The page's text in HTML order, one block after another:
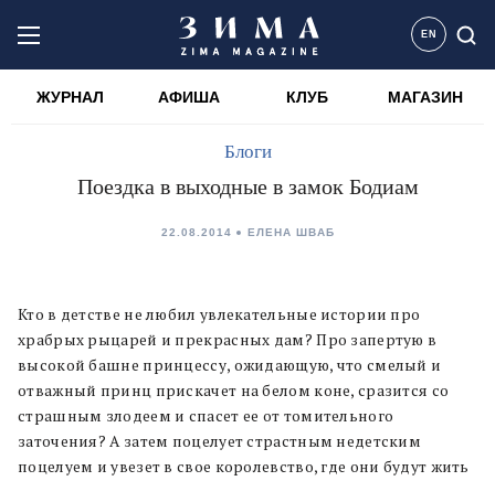
EN
ЖУРНАЛ АФИША КЛУБ МАГАЗИН
Блоги
Поездка в выходные в замок Бодиам
22.08.2014 ЕЛЕНА ШВАБ
Кто в детстве не любил увлекательные истории про
храбрых рыцарей и прекрасных дам? Про запертую в
высокой башне принцессу, ожидающую, что смелый и
отважный принц прискачет на белом коне, сразится со
страшным злодеем и спасет ее от томительного
заточения? А затем поцелует страстным недетским
поцелуем и увезет в свое королевство, где они будут жить